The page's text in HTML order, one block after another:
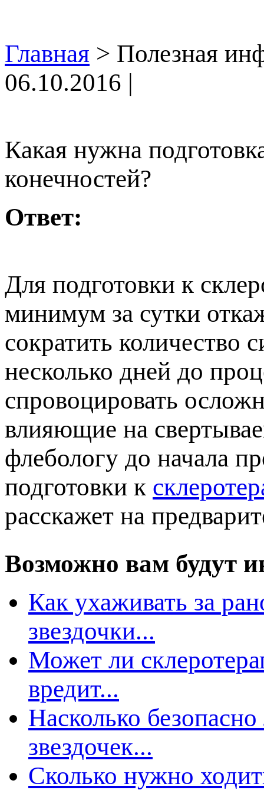
Главная > Полезная
06.10.2016 |
Какая нужна
конечностей?
Ответ:
Для подготовки к
минимум за сутки
сократить количество
несколько дней до
спровоцировать
лияющие на
флебологу до начала
одготовки к
расскажет на
озможно вам будут
Как ухаживать за
звездочки...
Может ли
редит...
Насколько
звездочек...
Сколько нужно